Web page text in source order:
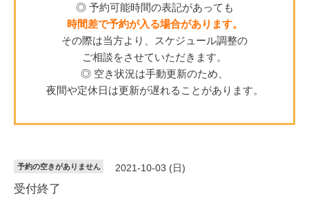
◎ 予約可能時間の表記があっても
時間差で予約が入る場合があります。
その際は当方より、スケジュール調整の
ご相談をさせていただきます。
◎ 空き状況は手動更新のため、
夜間や定休日は更新が遅れることがあります。
予約の空きがありません 2021-10-03 (日)
受付終了